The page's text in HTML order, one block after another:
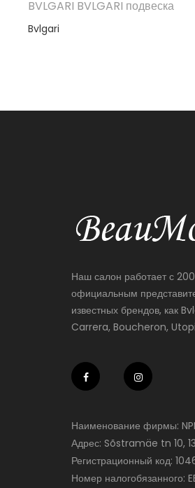
BVLGARI BVLGARI подвеска
Bvlgari
Наш салон работает с
официальным
известных брендов, как
Carrera, Boucheron,
Наименование фирмы:
Адрес: Sõstramäe tn 10,
Регистрационный код:
Номер налогобязанного: